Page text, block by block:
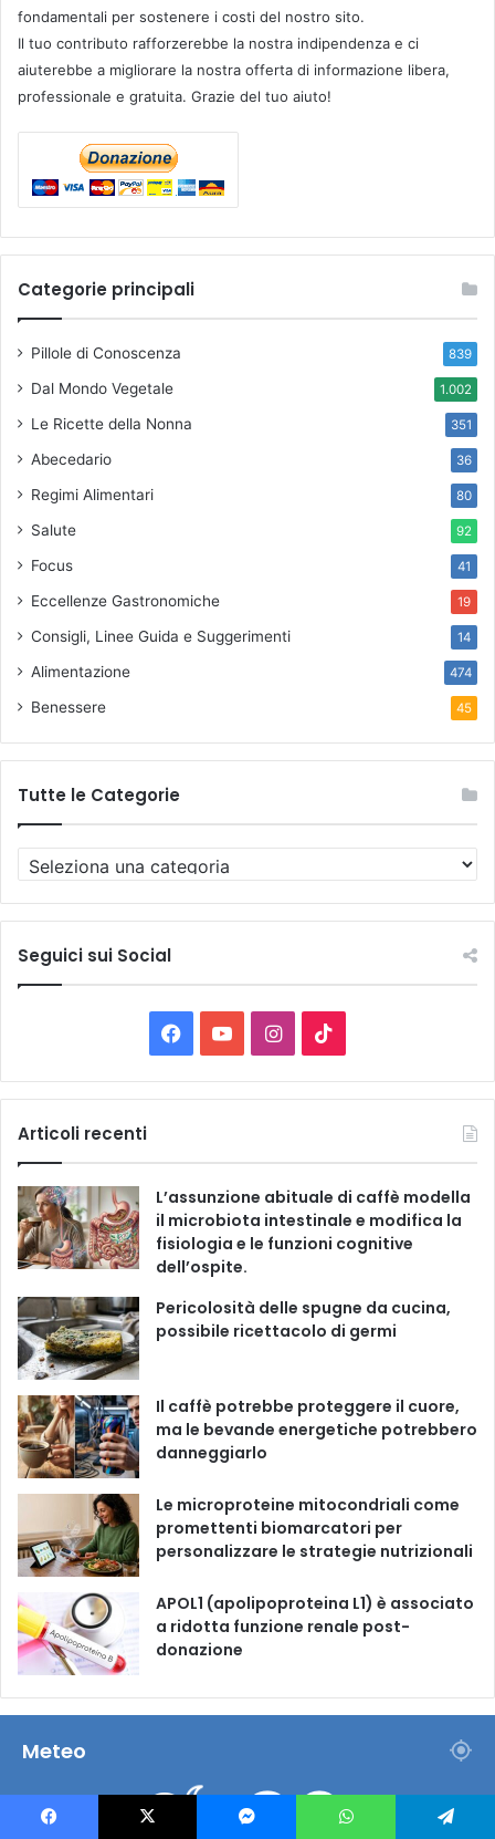
fondamentali per sostenere i costi del nostro sito.
Il tuo contributo rafforzerebbe la nostra indipendenza e ci
aiuterebbe a migliorare la nostra offerta di informazione libera,
professionale e gratuita. Grazie del tuo aiuto!
Categorie principali
Pillole di Conoscenza 839
Dal Mondo Vegetale 1.002
Le Ricette della Nonna 351
Abecedario 36
Regimi Alimentari 80
Salute 92
Focus 41
Eccellenze Gastronomiche 19
Consigli, Linee Guida e Suggerimenti 14
Alimentazione 474
Benessere 45
Tutte le Categorie
u
t
e
o
r
i
e
Seguici sui Social
a
e
b
o
o
k
o
T
u
b
e
I
n
t
a
g
r
a
i
T
o
k
Articoli recenti
L’assunzione abituale di caffè modella
il microbiota intestinale e modifica la
fisiologia e le funzioni cognitive
dell’ospite.
Pericolosità delle spugne da cucina,
possibile ricettacolo di germi
Il caffè potrebbe proteggere il cuore,
ma le bevande energetiche potrebbero
danneggiarlo
Le microproteine ​​mitocondriali come
promettenti biomarcatori per
personalizzare le strategie nutrizionali
APOL1 (apolipoproteina L1) è associato
a ridotta funzione renale post-
donazione
Meteo
30